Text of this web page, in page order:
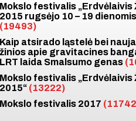
Mokslo festivalis „Erdvėlaivis
2015 rugsėjo 10 – 19 dienomis
(19493)
Kaip atsirado ląstelė bei
žinios apie gravitacines
LRT laida Smalsumo genas
Mokslo festivalis „Erdvėlaivis
2015“ (13222)
Mokslo festivalis 2017